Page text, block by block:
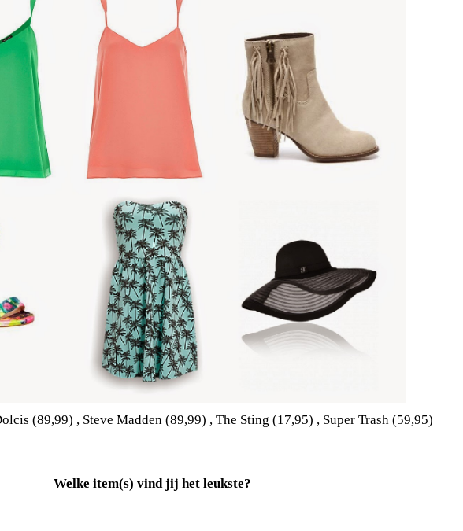
(89,99) , Steve Madden (89,99) , The Sting (17,95) , Super Trash (59,95)
Welke item(s) vind jij het leukste?